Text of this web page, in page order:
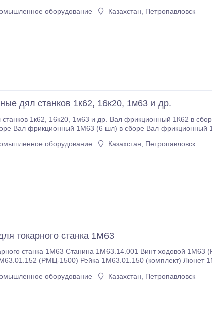
оборудование Казахстан, Петропавловск
дял станков 1к62, 16к20, 1м63 и др.
сборе Вал фрикционный 1К62Д в
Вал фрикционный 1М63 (6 шл) в сборе Вал фрикционный
оборудование Казахстан, Петропавловск
токарного станка 1М63
станка 1М63 Станина 1М63.14.001 Винт ходовой 1М63 (РМЦ-
оборудование Казахстан, Петропавловск